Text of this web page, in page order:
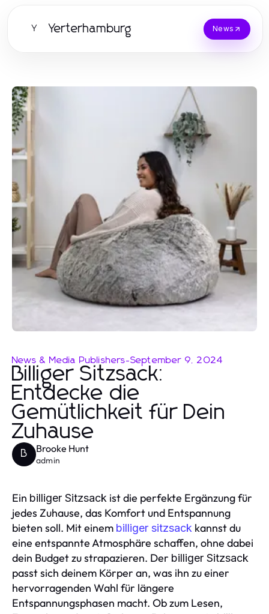
Y Yerterhamburg News
News & Media Publishers-September 9, 2024
Billiger Sitzsack:
Entdecke die
Gemütlichkeit für Dein
Zuhause
B Brooke Hunt
admin
Ein billiger Sitzsack ist die perfekte Ergänzung für
jedes Zuhause, das Komfort und Entspannung
bieten soll. Mit einem billiger sitzsack kannst du
eine entspannte Atmosphäre schaffen, ohne dabei
dein Budget zu strapazieren. Der billiger Sitzsack
passt sich deinem Körper an, was ihn zu einer
hervorragenden Wahl für längere
Entspannungsphasen macht. Ob zum Lesen,